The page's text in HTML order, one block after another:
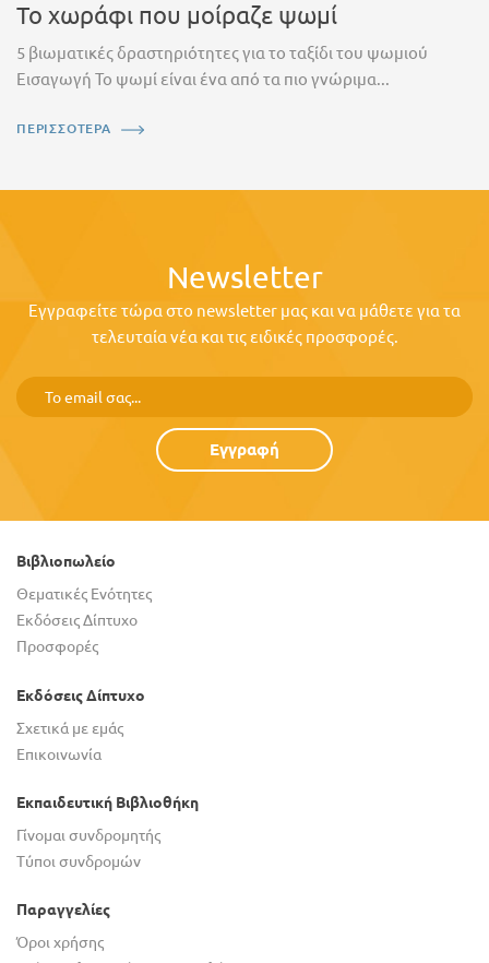
Το χωράφι που μοίραζε ψωμί
5 βιωματικές δραστηριότητες για το ταξίδι του ψωμιού
Εισαγωγή Το ψωμί είναι ένα από τα πιο γνώριμα...
ΠΕΡΙΣΣΟΤΕΡΑ
Newsletter
Εγγραφείτε τώρα στο newsletter μας και να μάθετε για τα
τελευταία νέα και τις ειδικές προσφορές.
Εγγραφή
Βιβλιοπωλείο
Θεματικές Ενότητες
Εκδόσεις Δίπτυχο
Προσφορές
Εκδόσεις Δίπτυχο
Σχετικά με εμάς
Επικοινωνία
Εκπαιδευτική Βιβλιοθήκη
Γίνομαι συνδρομητής
Τύποι συνδρομών
Παραγγελίες
Όροι χρήσης